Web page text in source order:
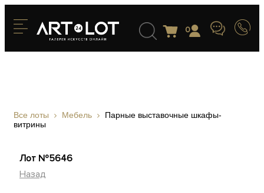
0
Все лоты Мебель
Парные выставочные шкафы-
витрины
Лот №5646
Назад